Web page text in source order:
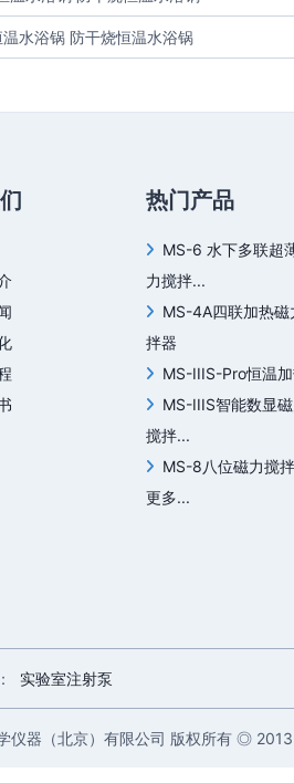
水浴锅 防干烧恒温水浴锅
热门产品
MS-6 水下多联超
力搅拌...
MS-4A四联加热磁
拌器
MS-IIIS-Pro恒温
MS-IIIS智能数显
搅拌...
MS-8八位磁力搅
更多...
实验室注射泵
仪器（北京）有限公司 版权所有 ◎